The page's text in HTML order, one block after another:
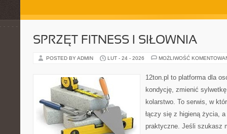
SPRZĘT FITNESS I SIŁOWNIA
POSTED BY ADMIN LUT - 24 - 2026 MOŻLIWOŚĆ
12ton.pl to platforma dla
kondycję, zmienić
kolarstwo. To serwis, w
łączy się z higieną życia,
praktyczne. Jeśli szukasz